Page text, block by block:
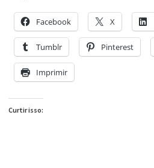
Facebook X
Tumblr Pinterest
Imprimir
Curtir isso: